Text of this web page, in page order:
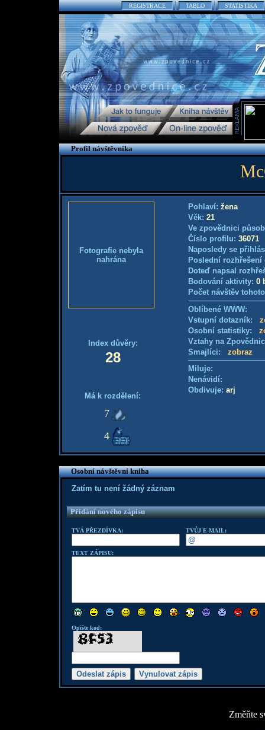
REGISTRACE TABLO STATISTIKA
Profil návštěvníka
Fotografie nebyla
nahrána
Index důvěry:
28
Má k rozdělení:
7
4
Pohlaví: žena
Věk: 21
Ve zpovědnici
Číslo profilu: 36071
Naposledy se
Poslední
Doteď napsal
Bodování aktivity: 0
Počet návštěv
Oblíbené WWW:
Vstupní dotazník:
Osobní statistiky:
Vztahy na
Smajlíci: zobraz
Miluje:
Nenávidí:
Obdivuje: arj
Osobní návštěvní kniha
Zatím tu není žádný záznam
Přidání nového zápisu
TVÁ PŘEZDÍVKA: TVŮJ E-MAIL:
TEXT ZÁPISU:
Opište kod:
Změňte